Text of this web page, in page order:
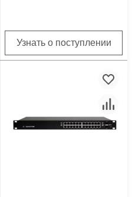
Узнать о поступлении